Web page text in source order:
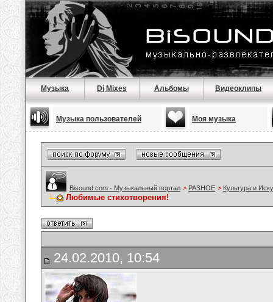
Музыка Dj Mixes Альбомы Видеоклипы
Музыка пользователей Моя музыка
Bisound.com - Музыкальный портал > РАЗНОЕ > Культура и
Любимые стихотворения!
24.02.2010, 10:54